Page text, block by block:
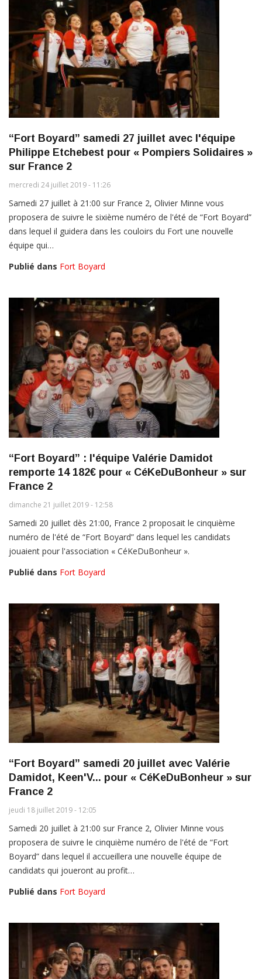
“Fort Boyard” samedi 27 juillet avec l'équipe
Philippe Etchebest pour « Pompiers Solidaires »
sur France 2
mercredi 24 juillet 2019 - 11:26
Samedi 27 juillet à 21:00 sur France 2, Olivier Minne vous
proposera de suivre le sixième numéro de l'été de “Fort Boyard”
dans lequel il guidera dans les couloirs du Fort une nouvelle
équipe qui…
Publié dans Fort Boyard
“Fort Boyard” : l'équipe Valérie Damidot
remporte 14 182€ pour « CéKeDuBonheur » sur
France 2
dimanche 21 juillet 2019 - 12:58
Samedi 20 juillet dès 21:00, France 2 proposait le cinquième
numéro de l'été de “Fort Boyard” dans lequel les candidats
jouaient pour l'association « CéKeDuBonheur ».
Publié dans Fort Boyard
“Fort Boyard” samedi 20 juillet avec Valérie
Damidot, Keen'V... pour « CéKeDuBonheur » sur
France 2
jeudi 18 juillet 2019 - 12:05
Samedi 20 juillet à 21:00 sur France 2, Olivier Minne vous
proposera de suivre le cinquième numéro de l'été de “Fort
Boyard” dans lequel il accueillera une nouvelle équipe de
candidats qui joueront au profit…
Publié dans Fort Boyard